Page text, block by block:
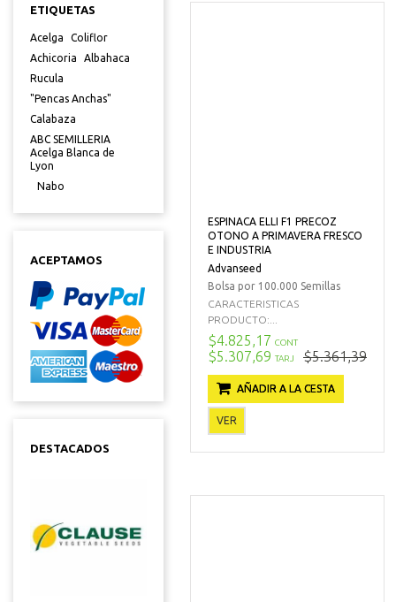
ETIQUETAS
Acelga
Coliflor
Achicoria
Albahaca
Rucula
"Pencas Anchas"
Calabaza
ABC SEMILLERIA
Acelga Blanca de
Lyon
Nabo
ACEPTAMOS
DESTACADOS
ESPINACA ELLI F1 PRECOZ
OTONO A PRIMAVERA FRESCO
E INDUSTRIA
Advanseed
Bolsa por 100.000 Semillas
CARACTERISTICAS
PRODUCTO:...
$4.825,17 CONT
$5.307,69 TARJ $5.361,39
AÑADIR A LA CESTA
VER